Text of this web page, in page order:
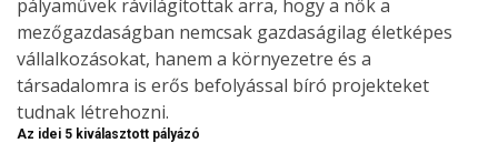
pályaművek rávilágítottak arra, hogy a nők a
mezőgazdaságban nemcsak gazdaságilag életképes
vállalkozásokat, hanem a környezetre és a
társadalomra is erős befolyással bíró projekteket
tudnak létrehozni.
Az idei 5 kiválasztott pályázó